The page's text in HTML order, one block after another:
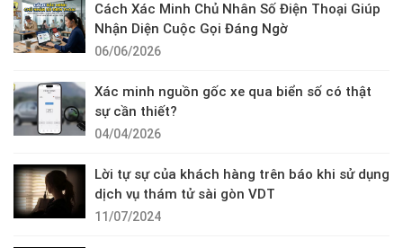
Cách Xác Minh Chủ Nhân Số Điện Thoại Giúp
Nhận Diện Cuộc Gọi Đáng Ngờ
06/06/2026
Xác minh nguồn gốc xe qua biển số có thật
sự cần thiết?
04/04/2026
Lời tự sự của khách hàng trên báo khi sử dụng
dịch vụ thám tử sài gòn VDT
11/07/2024